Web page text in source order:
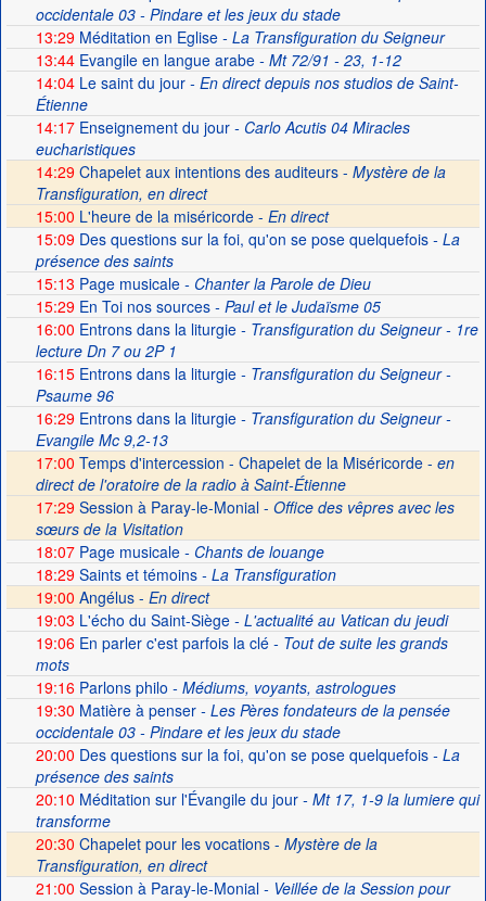
occidentale 03 - Pindare et les jeux du stade
13:29Méditation en Eglise- La Transfiguration du Seigneur
13:44Evangile en langue arabe- Mt 72/91 - 23, 1-12
14:04Le saint du jour- En direct depuis nos studios de Saint-
Étienne
14:17Enseignement du jour- Carlo Acutis 04 Miracles
eucharistiques
14:29 Chapelet aux intentions des auditeurs - Mystère de la
Transfiguration, en direct
15:00 L'heure de la miséricorde - En direct
15:09Des questions sur la foi, qu'on se pose quelquefois- La
présence des saints
15:13 Page musicale- Chanter la Parole de Dieu
15:29En Toi nos sources- Paul et le Judaïsme 05
16:00 Entrons dans la liturgie- Transfiguration du Seigneur - 1re
lecture Dn 7 ou 2P 1
16:15Entrons dans la liturgie- Transfiguration du Seigneur -
Psaume 96
16:29Entrons dans la liturgie- Transfiguration du Seigneur -
Evangile Mc 9,2-13
17:00 Temps d'intercession - Chapelet de la Miséricorde - en
direct de l'oratoire de la radio à Saint-Étienne
17:29 Session à Paray-le-Monial - Office des vêpres avec les
sœurs de la Visitation
18:07Page musicale- Chants de louange
18:29Saints et témoins- La Transfiguration
19:00 Angélus - En direct
19:03 L'écho du Saint-Siège- L'actualité au Vatican du jeudi
19:06En parler c'est parfois la clé- Tout de suite les grands
mots
19:16Parlons philo - Médiums, voyants, astrologues
19:30 Matière à penser- Les Pères fondateurs de la pensée
occidentale 03 - Pindare et les jeux du stade
20:00 Des questions sur la foi, qu'on se pose quelquefois- La
présence des saints
20:10 Méditation sur l'Évangile du jour- Mt 17, 1-9 la lumiere qui
transforme
20:30 Chapelet pour les vocations - Mystère de la
Transfiguration, en direct
21:00 Session à Paray-le-Monial- Veillée de la Session pour